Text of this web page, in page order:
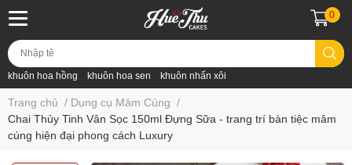
khuôn hoa hồng khuôn hoa sen khuôn nhấn xôi
0
Trang chủ / Dụng cụ Mâm Cúng /
Chai Thủy Tinh Vân Sọc 150ml Đựng Sữa - trang trí bàn tiệc mâm
cúng hiện đại phong cách Luxury